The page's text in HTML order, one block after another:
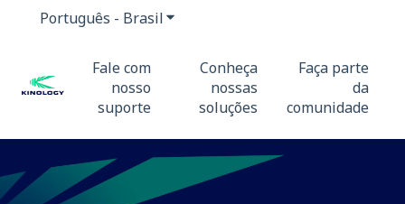
Português - BrasilMostrar submenu para traduções
Fale com
nosso
suporte
Conheça
nossas
soluções
Faça parte
da
comunidade